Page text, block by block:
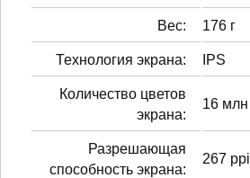
Вес: 176 г
Технология экрана: IPS
Количество цветов
экрана:
16 млн
Разрешающая
способность экрана:
267 ppi